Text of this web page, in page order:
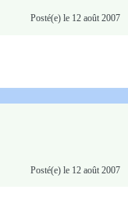
Posté(e) le 12 août 2007
Posté(e) le 12 août 2007